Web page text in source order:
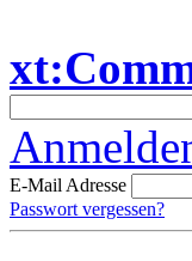
E-Mail Adresse
Passwort vergessen?